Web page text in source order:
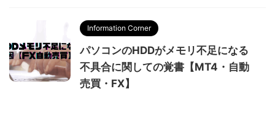
Information Corner
パソコンのHDDがメモリ不足になる
不具合に関しての覚書【MT4・自動
売買・FX】